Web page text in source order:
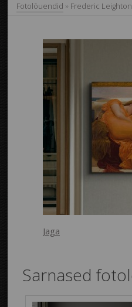
Fotolõuendid » Frederic Leighton
Jaga
Sarnased